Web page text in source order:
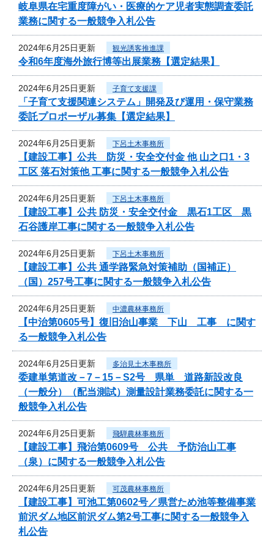
岐阜県在宅重度障がい・医療的ケア児者実態調査委託
業務に関する一般競争入札公告
2024年6月25日更新 観光誘客推進課
令和6年度海外旅行博等出展業務【選定結果】
2024年6月25日更新 子育て支援課
「子育て支援関連システム」開発及び運用・保守業務
委託プロポーザル募集【選定結果】
2024年6月25日更新 下呂土木事務所
【建設工事】公共 防災・安全交付金 他 山之口1・3
工区 落石対策他 工事に関する一般競争入札公告
2024年6月25日更新 下呂土木事務所
【建設工事】公共 防災・安全交付金 黒石1工区 黒
石谷護岸工事に関する一般競争入札公告
2024年6月25日更新 下呂土木事務所
【建設工事】公共 通学路緊急対策補助（国補正）
（国）257号工事に関する一般競争入札公告
2024年6月25日更新 中濃農林事務所
【中治第0605号】復旧治山事業 下山 工事 に関す
る一般競争入札公告
2024年6月25日更新 多治見土木事務所
委建単第道改－7－15－S2号 県単 道路新設改良
（一般分）（配当測試）測量設計業務委託に関する一
般競争入札公告
2024年6月25日更新 飛騨農林事務所
【建設工事】飛治第0609号 公共 予防治山工事
（泉）に関する一般競争入札公告
2024年6月25日更新 可茂農林事務所
【建設工事】可池工第0602号／県営ため池等整備事業
前沢ダム地区前沢ダム第2号工事に関する一般競争入
札公告